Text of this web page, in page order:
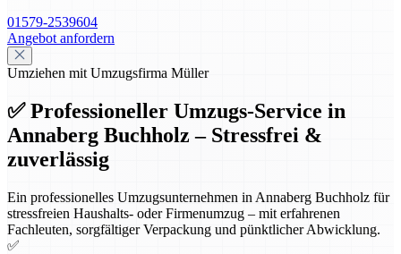
01579-2539604
Angebot anfordern
Umziehen mit Umzugsfirma Müller
✅ Professioneller Umzugs-Service in
Annaberg Buchholz – Stressfrei &
zuverlässig
Ein professionelles Umzugsunternehmen in Annaberg Buchholz für
stressfreien Haushalts- oder Firmenumzug – mit erfahrenen
Fachleuten, sorgfältiger Verpackung und pünktlicher Abwicklung.
✅